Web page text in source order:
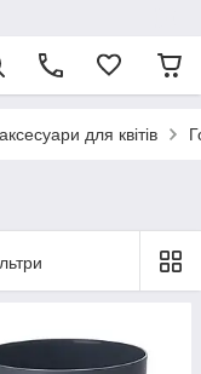
для квітів